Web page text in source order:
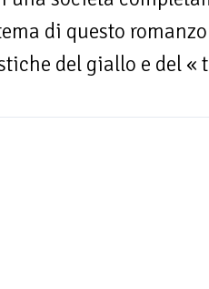
di questo
del giallo e del «